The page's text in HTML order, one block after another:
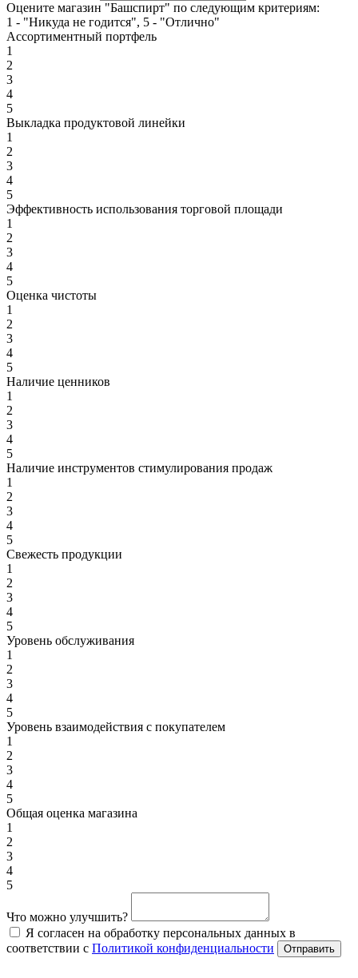
Оцените магазин "Башспирт" по следующим критериям:
1 - "Никуда не годится", 5 - "Отлично"
Ассортиментный портфель
1
2
3
4
5
Выкладка продуктовой линейки
1
2
3
4
5
Эффективность использования торговой площади
1
2
3
4
5
Оценка чистоты
1
2
3
4
5
Наличие ценников
1
2
3
4
5
Наличие инструментов стимулирования продаж
1
2
3
4
5
Свежесть продукции
1
2
3
4
5
Уровень обслуживания
1
2
3
4
5
Уровень взаимодействия с покупателем
1
2
3
4
5
Общая оценка магазина
1
2
3
4
5
Что можно улучшить?
Я согласен на обработку персональных данных в
соответствии с Политикой конфиденциальности Отправить